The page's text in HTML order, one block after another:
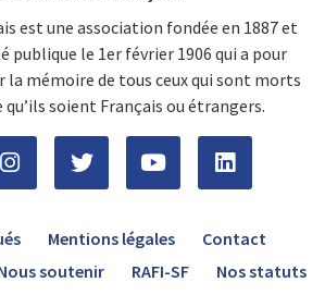
est une association fondée en 1887 et
publique le 1er février 1906 qui a pour
mémoire de tous ceux qui sont morts
qu’ils soient Français ou étrangers.
Mentions légales
Contact
soutenir RAFI-SF Nos statuts